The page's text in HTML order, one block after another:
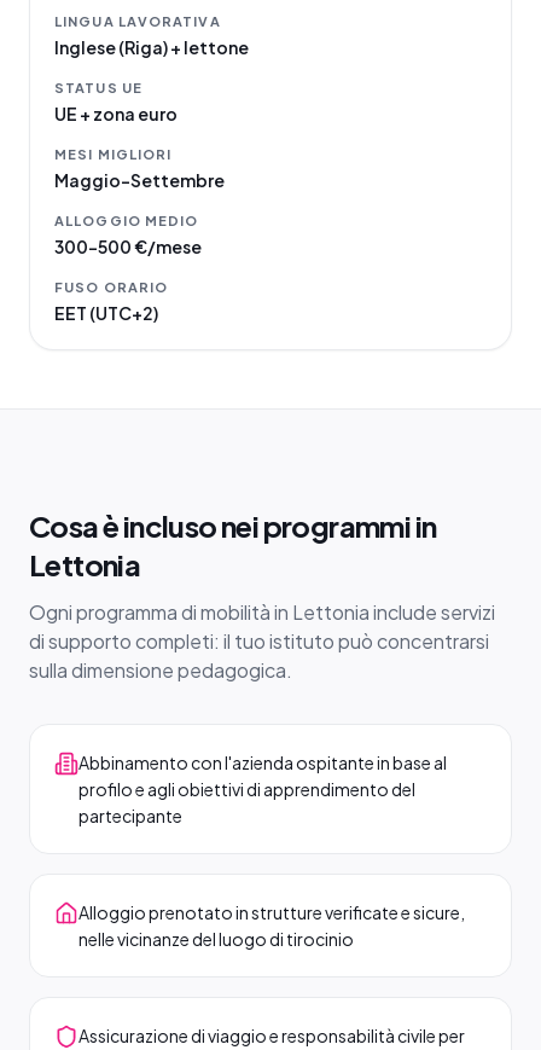
LINGUA LAVORATIVA
Inglese (Riga) + lettone
STATUS UE
UE + zona euro
MESI MIGLIORI
Maggio–Settembre
ALLOGGIO MEDIO
300–500 €/mese
FUSO ORARIO
EET (UTC+2)
Cosa è incluso nei programmi in
Lettonia
Ogni programma di mobilità in Lettonia include servizi
di supporto completi: il tuo istituto può concentrarsi
sulla dimensione pedagogica.
Abbinamento con l'azienda ospitante in base al
profilo e agli obiettivi di apprendimento del
partecipante
Alloggio prenotato in strutture verificate e sicure,
nelle vicinanze del luogo di tirocinio
Assicurazione di viaggio e responsabilità civile per